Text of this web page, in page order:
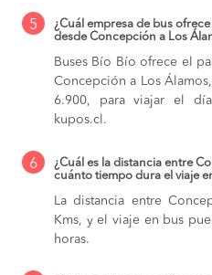
5
¿Cuál empresa de bus
desde Concepción a Los
Buses Bío Bío ofrece el
Concepción a Los
6.900, para viajar el
kupos.cl.
6
¿Cuál es la distancia entre
cuánto tiempo dura el viaje
La distancia entre
Kms, y el viaje en bus
horas.